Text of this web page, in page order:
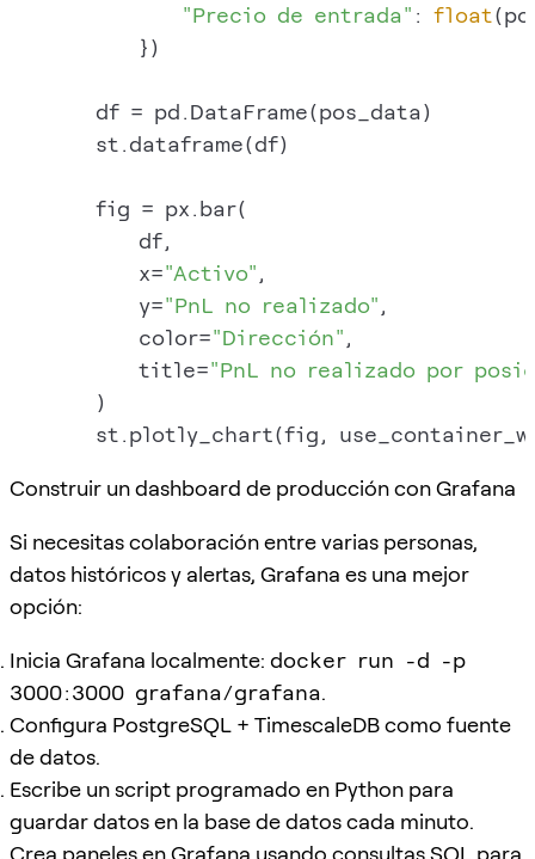
"Precio de entrada" : float
            })
        df = pd.DataFrame(pos_data)
        st.dataframe(df)
        fig = px.bar(
            df,
            x=
"Activo",
            y=
"PnL no realizado",
            color=
"Dirección",
            title=
"PnL no realizado por
        )
st.plotly_chart(fig,
Construir un dashboard de producción con Grafana
Si necesitas colaboración entre varias personas,
datos históricos y alertas, Grafana es una mejor
opción:
Inicia Grafana localmente: docker run -d -p
3000:3000 grafana/grafana.
Configura PostgreSQL + TimescaleDB como fuente
de datos.
Escribe un script programado en Python para
guardar datos en la base de datos cada minuto.
Crea paneles en Grafana usando consultas SQL para